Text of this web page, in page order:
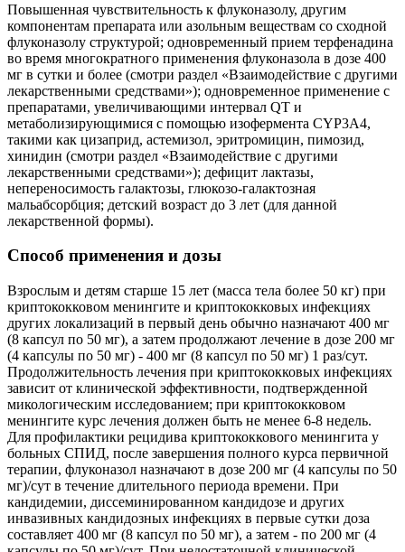
Повышенная чувствительность к флуконазолу, другим
компонентам препарата или азольным веществам со сходной
флуконазолу структурой; одновременный прием терфенадина
во время многократного применения флуконазола в дозе 400
мг в сутки и более (смотри раздел «Взаимодействие с другими
лекарственными средствами»); одновременное применение с
препаратами, увеличивающими интервал QT и
метаболизирующимися с помощью изофермента CYP3A4,
такими как цизаприд, астемизол, эритромицин, пимозид,
хинидин (смотри раздел «Взаимодействие с другими
лекарственными средствами»); дефицит лактазы,
непереносимость галактозы, глюкозо-галактозная
мальабсорбция; детский возраст до 3 лет (для данной
лекарственной формы).
Способ применения и дозы
Взрослым и детям старше 15 лет (масса тела более 50 кг) при
криптококковом менингите и криптококковых инфекциях
других локализаций в первый день обычно назначают 400 мг
(8 капсул по 50 мг), а затем продолжают лечение в дозе 200 мг
(4 капсулы по 50 мг) - 400 мг (8 капсул по 50 мг) 1 раз/сут.
Продолжительность лечения при криптококковых инфекциях
зависит от клинической эффективности, подтвержденной
микологическим исследованием; при криптококковом
менингите курс лечения должен быть не менее 6-8 недель.
Для профилактики рецидива криптококкового менингита у
больных СПИД, после завершения полного курса первичной
терапии, флуконазол назначают в дозе 200 мг (4 капсулы по 50
мг)/сут в течение длительного периода времени. При
кандидемии, диссеминированном кандидозе и других
инвазивных кандидозных инфекциях в первые сутки доза
составляет 400 мг (8 капсул по 50 мг), а затем - по 200 мг (4